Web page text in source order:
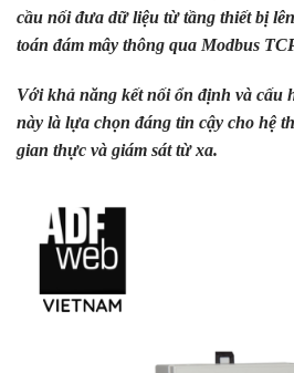
cầu nối đưa dữ liệu từ tầng thiết bị
toán đám mây thông qua Modbus
Với khả năng kết nối ổn định và cấu
này là lựa chọn đáng tin cậy cho hệ
gian thực và giám sát từ xa.